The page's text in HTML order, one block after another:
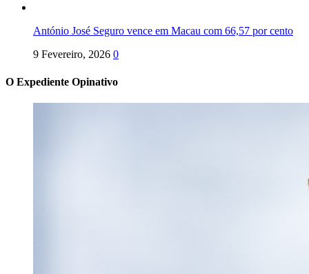
António José Seguro vence em Macau com 66,57 por cento
9 Fevereiro, 2026 0
O Expediente Opinativo